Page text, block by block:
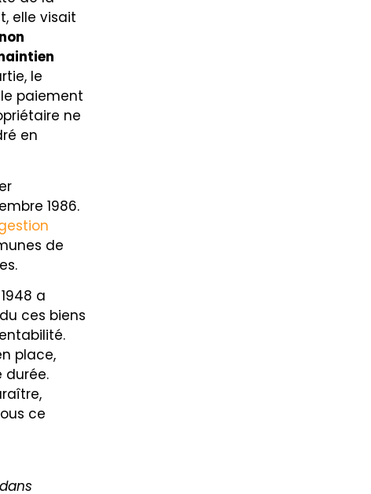
elle visait
le
paiement
ne
en
1986.
de
a
ces biens
place,
durée.
ce